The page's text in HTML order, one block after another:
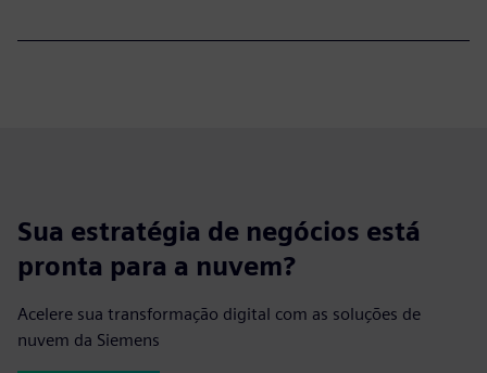
Sua estratégia de negócios está
pronta para a nuvem?
Acelere sua transformação digital com as soluções de
nuvem da Siemens